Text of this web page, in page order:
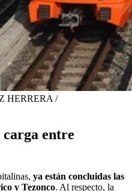
HERRERA /
carga entre
ya están concluidas las
y Tezonco. Al respecto, la